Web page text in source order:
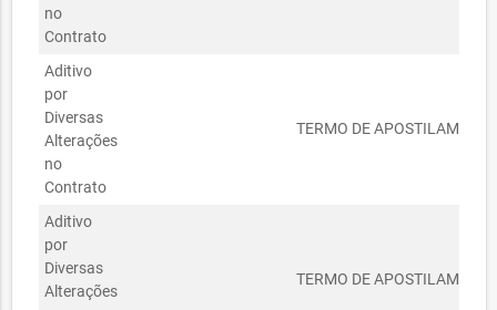
no
Contrato
Aditivo
por
Diversas
Alterações
no
Contrato
TERMO DE
Aditivo
por
Diversas
Alterações
TERMO DE